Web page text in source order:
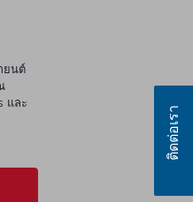
ยนต์
และ
ติดต่อเรา